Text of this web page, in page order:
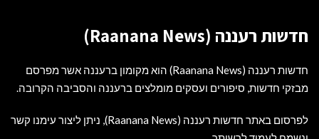
חדשות רעננה (Raanana News)
חדשות רעננה (Raanana News) הוא מקומון ברעננה אשר מפרסם
מבזקי חדשות, סיפורים ועסקים מומלצים ברעננה והסביבה הקרובה.
לפרסום באתר חדשות רעננה (Raanana News), ניתן ליצור עימנו קשר